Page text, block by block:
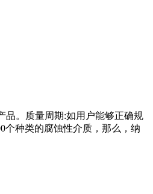
品。质量周期:如用户能够正确规
个种类的腐蚀性介质，那么，纳